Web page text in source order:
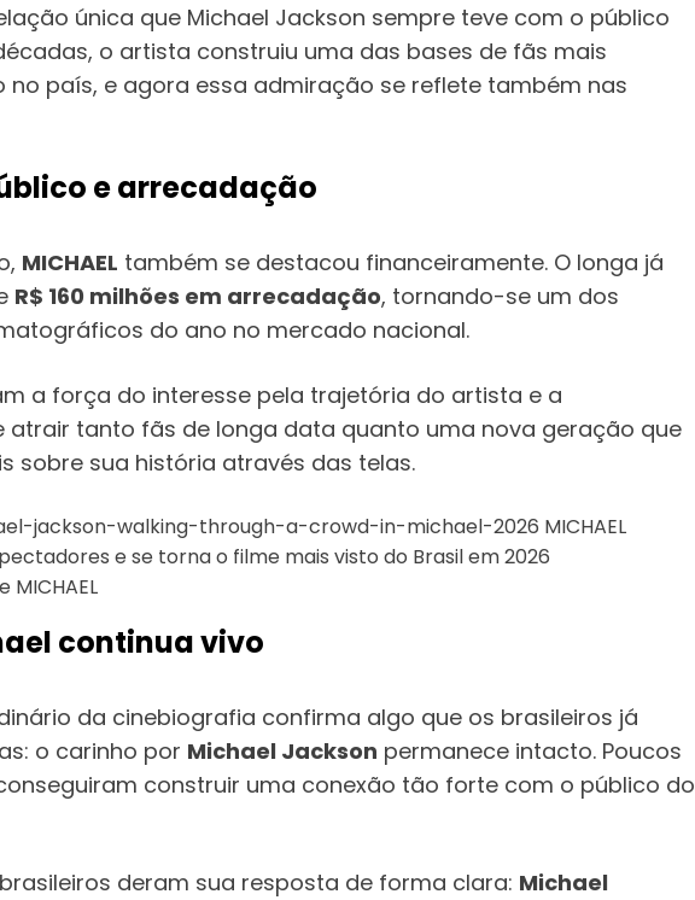
única que Michael Jackson sempre teve com o público
o artista construiu uma das bases de fãs mais
no país, e agora essa admiração se reflete também nas
e arrecadação
MICHAEL também se destacou financeiramente. O longa já
R$ 160 milhões em arrecadação, tornando-se um dos
do ano no mercado nacional.
a força do interesse pela trajetória do artista e a
atrair tanto fãs de longa data quanto uma nova geração que
sobre sua história através das telas.
continua vivo
da cinebiografia confirma algo que os brasileiros já
o carinho por Michael Jackson permanece intacto. Poucos
construir uma conexão tão forte com o público do
deram sua resposta de forma clara: Michael